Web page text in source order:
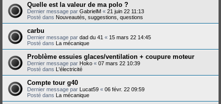
Quelle est la valeur de ma polo ?
Dernier message par GabrielM « 21 juin 22 11:13
Posté dans Nouveautés, suggestions, questions
carbu
Dernier message par dad du 41 « 15 mars 22 14:45
Posté dans La mécanique
Problème essuies glaces/ventilation + coupure moteur
Dernier message par Hoko « 07 mars 22 10:39
Posté dans L'électricité
Compte tour g40
Dernier message par Lucat59 « 06 févr. 22 09:59
Posté dans La mécanique